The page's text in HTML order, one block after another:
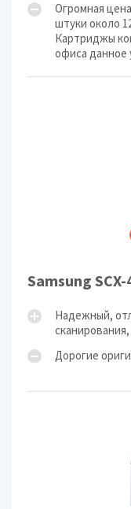
Огромная
штуки около
Картриджы
офиса данное
Samsung
Надежный,
Дорогие